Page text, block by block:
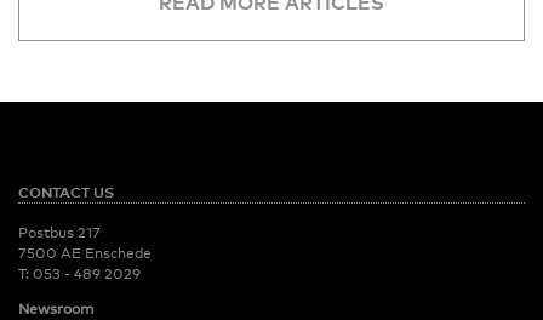
CONTACT US
Postbus 217
7500 AE Enschede
T: 053 - 489 2029
Newsroom